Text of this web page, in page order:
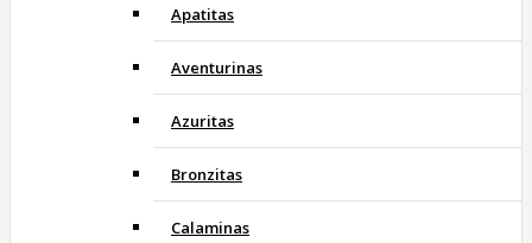
Apatitas
Aventurinas
Azuritas
Bronzitas
Calaminas